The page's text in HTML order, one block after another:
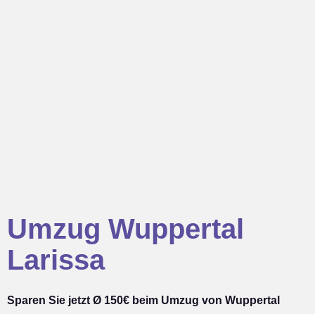
Umzug Wuppertal
Larissa
Sparen Sie jetzt Ø 150€ beim Umzug von Wuppertal